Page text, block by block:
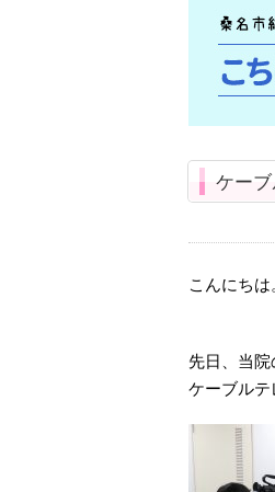
ケー
こんにち
先日、当
ケーブルテ